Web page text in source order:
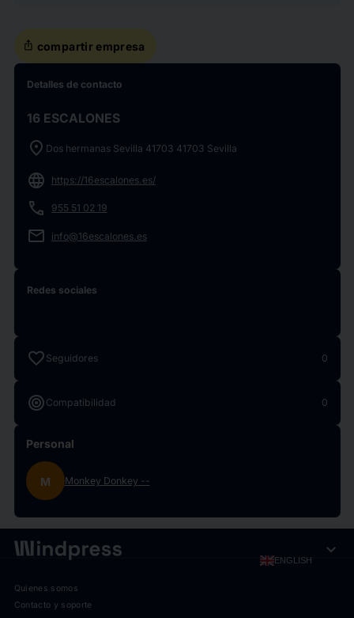
ios_share compartir empresa
Detalles de contacto
16 ESCALONES
location_on Dos hermanas Sevilla 41703 41703 Sevilla
language https://16escalones.es/
phone 955 51 02 19
email info@16escalones.es
Redes sociales
favorite Seguidores 0
target Compatibilidad 0
Personal
M Monkey Donkey --
ENGLISH expand_more
Quienes somos
Contacto y soporte